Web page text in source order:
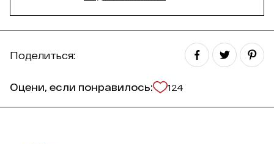
Поделиться:
Оцени, если понравилось: 124